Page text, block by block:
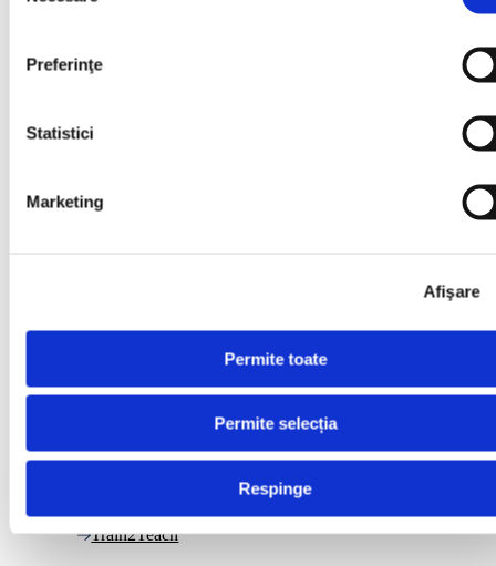
Preferinţe
Statistici
Marketing
Afişare
Permite toate
Permite selecția
Respinge
Mă abonez
Profesor Germană
Train2Teach